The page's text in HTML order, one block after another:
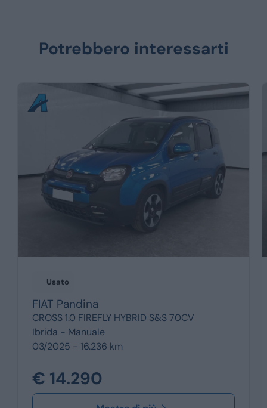
Potrebbero interessarti
Usato
FIAT Pandina
CROSS 1.0 FIREFLY HYBRID S&S 70CV
Ibrida - Manuale
03/2025 - 16.236 km
€ 14.290